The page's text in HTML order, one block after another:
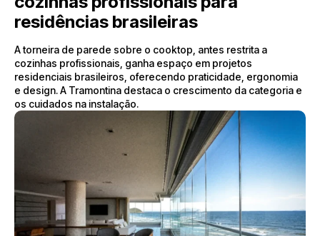
residências brasileiras
A torneira de parede sobre o cooktop, antes restrita a
cozinhas profissionais, ganha espaço em projetos
residenciais brasileiros, oferecendo praticidade, ergonomia
e design. A Tramontina destaca o crescimento da categoria e
os cuidados na instalação.